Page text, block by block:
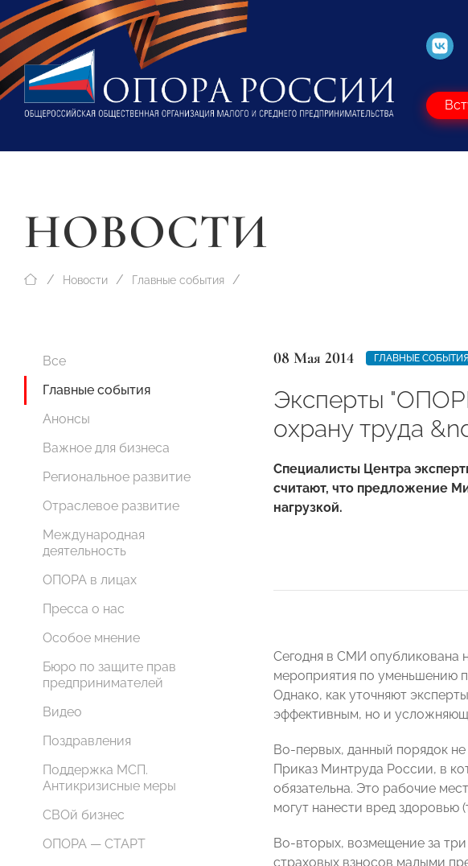
НОВОСТИ
Новости Главные события
Все
Главные события
Анонсы
Важное для бизнеса
Региональное развитие
Отраслевое развитие
Международная
деятельность
ОПОРА в лицах
Пресса о нас
Особое мнение
Бюро по защите прав
предпринимателей
Видео
Поздравления
Поддержка МСП.
Антикризисные меры
СВОй бизнес
ОПОРА — СТАРТ
08 Мая 2014 ГЛАВНЫЕ СОБЫТИЯ
Эксперты
охрану труда
Специалисты Центра
считают, что предложение
нагрузкой.
Сегодня в СМИ опубликована
мероприятия по уменьшению
Однако, как уточняют
эффективным, но и
Во-первых, данный порядок
Приказ Минтруда России, в
обязательна. Это рабочие
могут нанести вред здоровью
Во-вторых, возмещение за
страховых взносов малыми